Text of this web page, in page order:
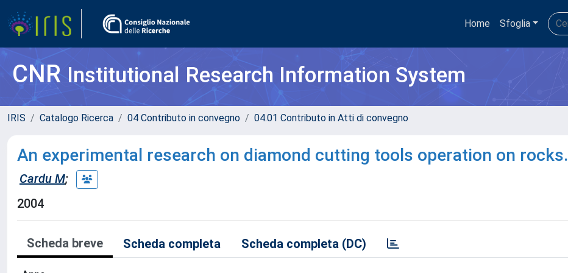
Home Sfoglia
CNRInstitutional Research Information System
IRIS Catalogo Ricerca 04 Contributo in convegno 04.01 Contributo in Atti di convegno
An experimental research on diamond cutting tools operation on rocks.
Cardu M;
2004
Scheda breve Scheda completa Scheda completa (DC)